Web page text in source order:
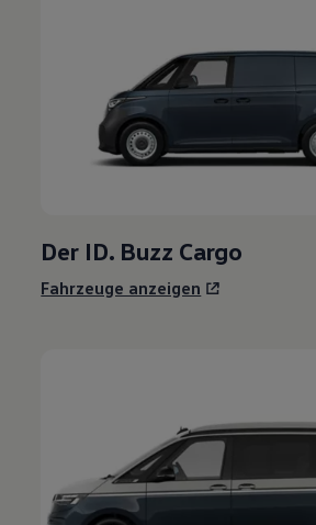
Der ID. Buzz Cargo
Fahrzeuge anzeigen